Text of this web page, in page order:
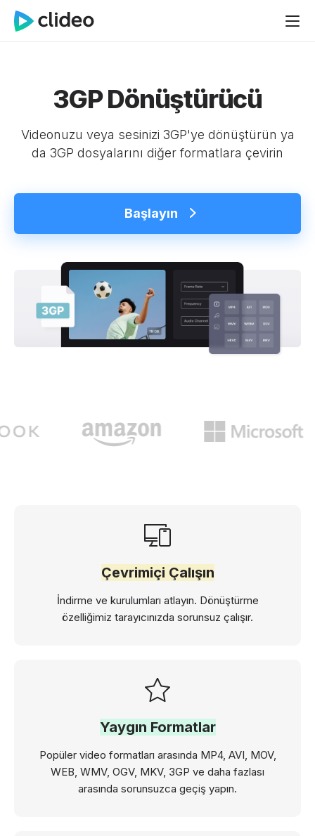
3GP Dönüştürücü
Videonuzu veya sesinizi 3GP'ye dönüştürün ya
da 3GP dosyalarını diğer formatlara çevirin
Başlayın
Çevrimiçi Çalışın
İndirme ve kurulumları atlayın. Dönüştürme
özelliğimiz tarayıcınızda sorunsuz çalışır.
Yaygın Formatlar
Popüler video formatları arasında MP4, AVI, MOV,
WEB, WMV, OGV, MKV, 3GP ve daha fazlası
arasında sorunsuzca geçiş yapın.